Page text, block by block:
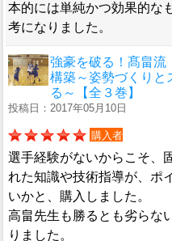
本的には単純かつ効果的な
考になりました。
強豪を破る！髙畠流
構築～姿勢づくりと
る～【全３巻】
投稿日：2017年05月10日
購入者
選手経験がないからこそ、
れた知識や技術指導が、ポ
いかと、購入しました。
高畠先生も勝るとも劣らな
りました。